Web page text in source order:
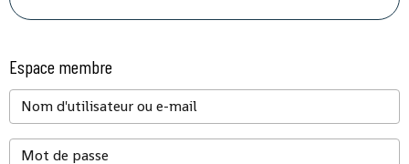
Espace membre